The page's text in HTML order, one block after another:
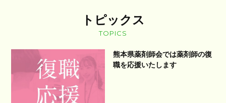
トピックス
TOPICS
熊本県薬剤師会では薬剤師の復
職を応援いたします